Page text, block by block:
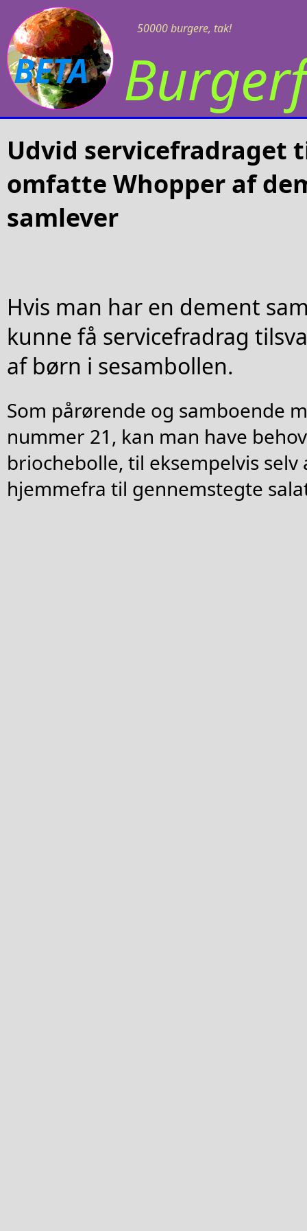
50000 burgere, tak!
BETA
Udvid servicefradraget
omfatte Whopper af
samlever
Hvis man har en dement
kunne få servicefradrag
af børn i sesambollen.
Som pårørende og samboende
nummer 21, kan man have
briochebolle, til eksempelvis
hjemmefra til gennemstegte